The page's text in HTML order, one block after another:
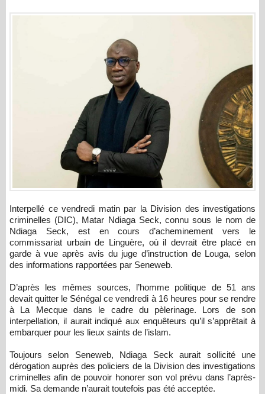
Interpellé ce vendredi matin par la Division des investigations
criminelles (DIC), Matar Ndiaga Seck, connu sous le nom de
Ndiaga Seck, est en cours d’acheminement vers le
commissariat urbain de Linguère, où il devrait être placé en
garde à vue après avis du juge d’instruction de Louga, selon
des informations rapportées par Seneweb.
D’après les mêmes sources, l’homme politique de 51 ans
devait quitter le Sénégal ce vendredi à 16 heures pour se rendre
à La Mecque dans le cadre du pèlerinage. Lors de son
interpellation, il aurait indiqué aux enquêteurs qu’il s’apprêtait à
embarquer pour les lieux saints de l’islam.
Toujours selon Seneweb, Ndiaga Seck aurait sollicité une
dérogation auprès des policiers de la Division des investigations
criminelles afin de pouvoir honorer son vol prévu dans l’après-
midi. Sa demande n’aurait toutefois pas été acceptée.